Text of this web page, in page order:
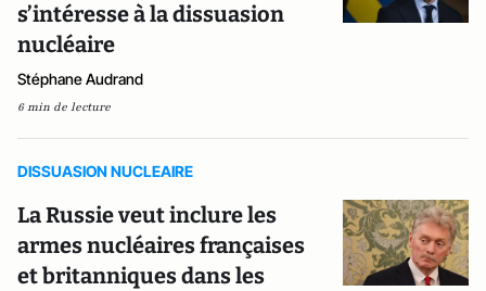
s’intéresse à la dissuasion
nucléaire
Stéphane Audrand
6 min de lecture
DISSUASION NUCLEAIRE
La Russie veut inclure les
armes nucléaires françaises
et britanniques dans les